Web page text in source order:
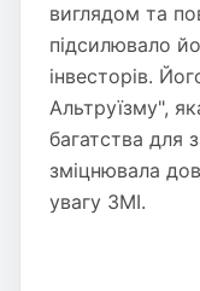
виглядом та
підсилювало
інвесторів.
Альтруїзму",
багатства для
зміцнювала
увагу ЗМІ.